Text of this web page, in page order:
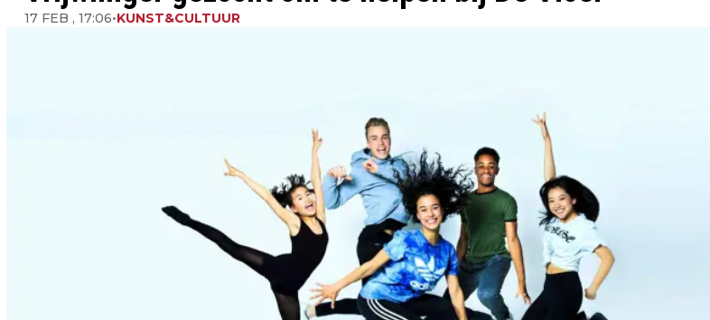
17 FEB , 17:06•KUNST&CULTUUR